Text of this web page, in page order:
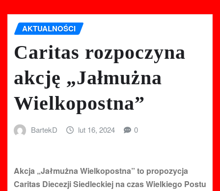
AKTUALNOŚCI
Caritas rozpoczyna
akcję „Jałmużna
Wielkopostna”
BartekD lut 16, 2024 0
Akcja „Jałmużna Wielkopostna” to propozycja
Caritas Diecezji Siedleckiej na czas Wielkiego Postu